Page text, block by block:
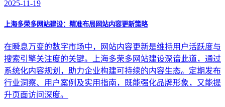
2025-11-19
上海多荣多网站建设：精准布局网站内容更新策略
在瞬息万变的数字市场中，网站内容更新是维持用户活跃度与
搜索引擎关注度的关键。上海多荣多网站建设深谙此道，通过
系统化内容规划，助力企业构建可持续的内容生态。定期发布
行业洞察、用户案例及实用指南，既能强化品牌形象，又能提
升页面访问深度。